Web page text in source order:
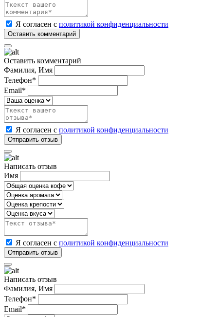
Я согласен с политикой конфиденциальности
Оставить комментарий
Фамилия, Имя
Телефон*
Email*
Я согласен с политикой конфиденциальности
Написать отзыв
Имя
Я согласен с политикой конфиденциальности
Написать отзыв
Фамилия, Имя
Телефон*
Email*